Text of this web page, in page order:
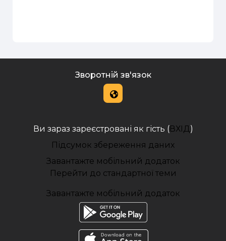
Зворотній зв'язок
Ви зараз зареєстровані як гість (ВХІД )
Підсумок збереження даних
Завантажте мобільний додаток
Перейти до стандартної теми
Завантажте мобільний додаток